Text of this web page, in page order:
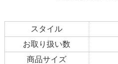
スタイル
お取り扱い数
商品サイズ